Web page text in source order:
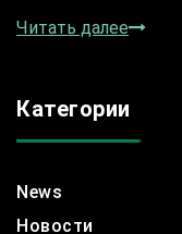
Читать далее
Категории
News
Новости